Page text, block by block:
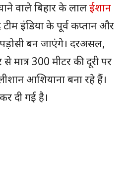
वाले बिहार के लालईशान
इंडिया के पूर्व कप्तान और
बन जाएंगे। दरअसल,
से मात्र 300 मीटर की दूरी पर
आशियाना बना रहे हैं।
दी गई है।